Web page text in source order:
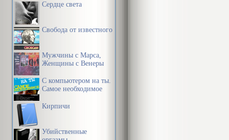
Сердце света
Свобода от известного
Мужчины с Марса,
Женщины с Венеры
С компьютером на ты.
Самое необходимое
Кирпичи
Убийственные